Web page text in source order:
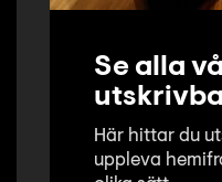
Se alla
Här hittar du
uppleva